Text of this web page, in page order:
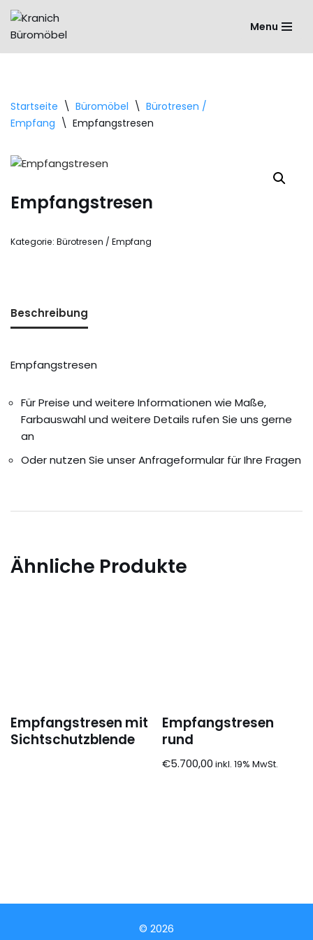
Zum
Inhalt
Menu
Startseite \ Büromöbel \ Bürotresen /
Empfang \ Empfangstresen
Empfangstresen
Kategorie: Bürotresen / Empfang
Beschreibung
Empfangstresen
Für Preise und weitere Informationen wie Maße,
Farbauswahl und weitere Details rufen Sie uns gerne
an
Oder nutzen Sie unser Anfrageformular für Ihre Fragen
Ähnliche Produkte
Empfangstresen mit
Sichtschutzblende
Empfangstresen
rund
€5.700,00
© 2026